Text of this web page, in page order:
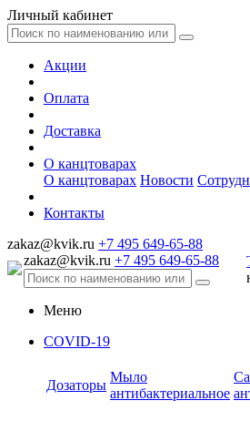
Личный кабинет
Акции
Оплата
Доставка
О канцтоварах
О канцтоварах Новости
Контакты
zakaz@kvik.ru +7 495 649-65-88
zakaz@kvik.ru +7 495 649-65-88
Меню
COVID-19
Дозаторы
Мыло
антибактериальное